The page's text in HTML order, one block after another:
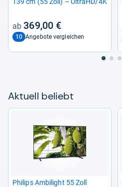
369,00 €
10 Angebote vergleichen
Aktu­ell beliebt
Phi­lips Ambi­light 55 Zoll